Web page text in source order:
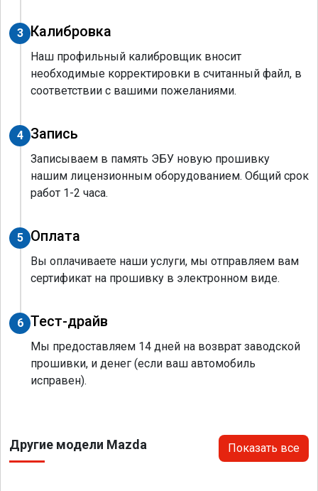
3 Калибровка
Наш профильный калибровщик вносит
необходимые корректировки в считанный файл, в
соответствии с вашими пожеланиями.
4 Запись
Записываем в память ЭБУ новую прошивку
нашим лицензионным оборудованием. Общий срок
работ 1-2 часа.
5 Оплата
Вы оплачиваете наши услуги, мы отправляем вам
сертификат на прошивку в электронном виде.
6 Тест-драйв
Мы предоставляем 14 дней на возврат заводской
прошивки, и денег (если ваш автомобиль
исправен).
Другие модели Mazda Показать все